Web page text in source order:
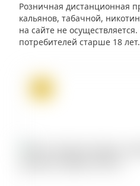
Розничная дистанционная
кальянов, табачной,
на сайте не
потребителей старше 18 лет.